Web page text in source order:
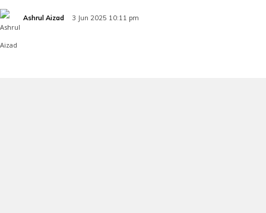
Ashrul Aizad 3 Jun 2025 10:11 pm